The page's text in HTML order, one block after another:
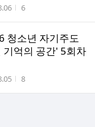
간 조회수
6
청소년 자기주도
기억의 공간' 5회차
간 조회수
8